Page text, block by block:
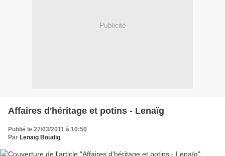
Publicité
Affaires d'héritage et potins - Lenaïg
Publié le 27/03/2011 à 10:50
Par Lenaïg Boudig